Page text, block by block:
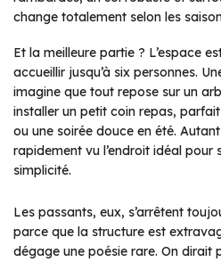
change totalement selon les
Et la meilleure partie ? L’espace
accueillir jusqu’à six personnes.
imagine que tout repose sur un
installer un petit coin repas,
ou une soirée douce en été.
rapidement vu l’endroit idéal pour
simplicité.
Les passants, eux, s’arrêtent
parce que la structure est
dégage une poésie rare. On dirait